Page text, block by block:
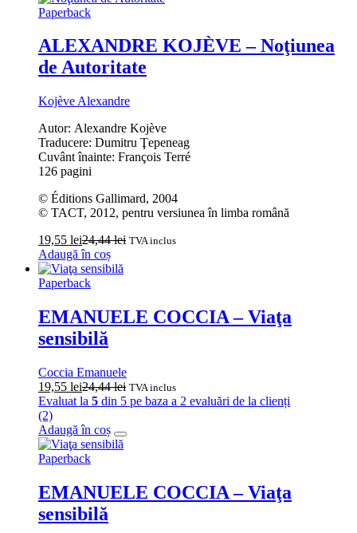
Paperback
ALEXANDRE KOJÈVE – Noţiunea
de Autoritate
Kojève Alexandre
Autor: Alexandre Kojève
Traducere: Dumitru Ţepeneag
Cuvânt înainte: François Terré
126 pagini
© Éditions Gallimard, 2004
© TACT, 2012, pentru versiunea în limba română
19,55 lei24,44lei TVA inclus
Adaugă în coș
Paperback
EMANUELE COCCIA – Viaţa
sensibilă
Coccia Emanuele
19,55 lei24,44lei TVA inclus
Evaluat la 5 din 5 pe baza a 2 evaluări de la clienți
(2)
Adaugă în coș
Paperback
EMANUELE COCCIA – Viaţa
sensibilă